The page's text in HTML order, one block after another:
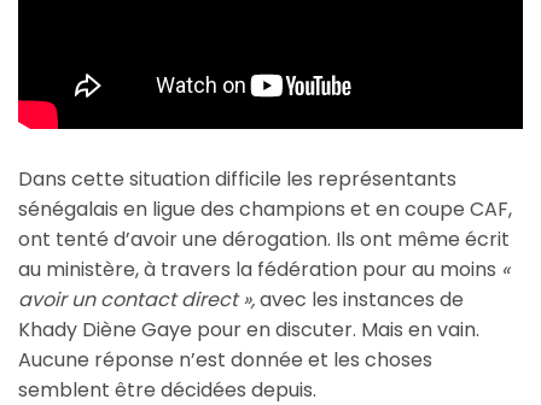
Dans cette situation difficile les représentants
sénégalais en ligue des champions et en coupe CAF,
ont tenté d’avoir une dérogation. Ils ont même écrit
au ministère, à travers la fédération pour au moins «
avoir un contact direct »,avec les instances de
Khady Diène Gaye pour en discuter. Mais en vain.
Aucune réponse n’est donnée et les choses
semblent être décidées depuis.